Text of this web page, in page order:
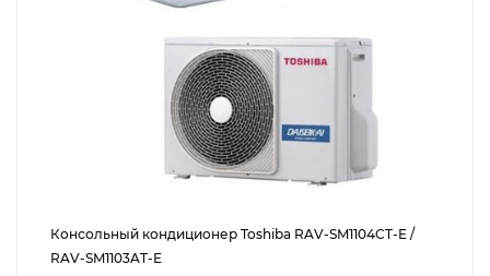
Консольный кондиционер Toshiba RAV-SM1104CT-E /
RAV-SM1103AT-E